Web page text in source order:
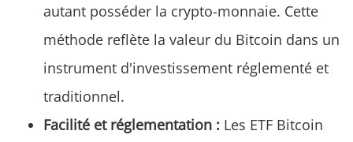
autant posséder la crypto-monnaie. Cette
méthode reflète la valeur du Bitcoin dans un
instrument d'investissement réglementé et
traditionnel.
Facilité et réglementation : Les ETF Bitcoin